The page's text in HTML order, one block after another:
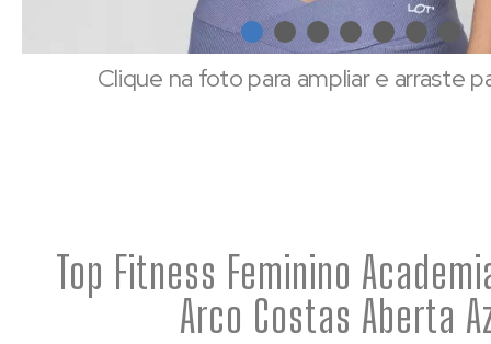
Clique na foto para ampliar e arraste
Top Fitness Feminino
Arco Costas Aberta